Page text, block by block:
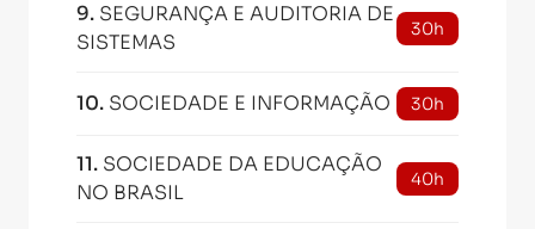
9. SEGURANÇA E AUDITORIA DE
SISTEMAS
30h
10. SOCIEDADE E INFORMAÇÃO 30h
11. SOCIEDADE DA EDUCAÇÃO
NO BRASIL
40h